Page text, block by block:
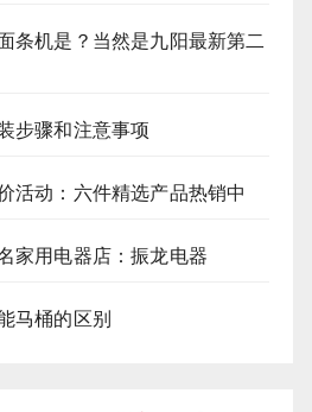
条机是？当然是九阳最新第二
步骤和注意事项
活动：六件精选产品热销中
家用电器店：振龙电器
马桶的区别